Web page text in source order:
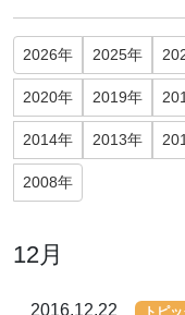
2026年 2025年
2020年 2019年
2014年 2013年
2008年
12月
2016.12.22 トピ